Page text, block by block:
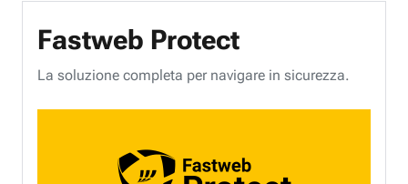
Fastweb Protect
La soluzione completa per navigare in sicurezza.